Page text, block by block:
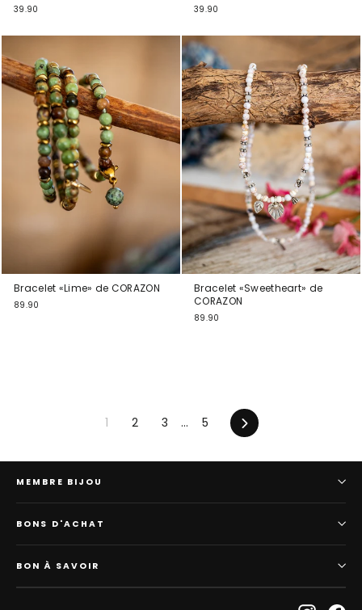
39.90 39.90
Bracelet «Lime» de CORAZON
89.90
Bracelet «Sweetheart» de
CORAZON
89.90
1 2 3 … 5
En
avant
MEMBRE BIJOU
BONS D'ACHAT
BON À SAVOIR